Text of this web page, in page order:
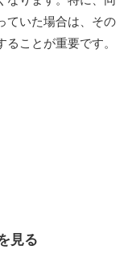
ていた場合は、その
ことが重要です。
見る